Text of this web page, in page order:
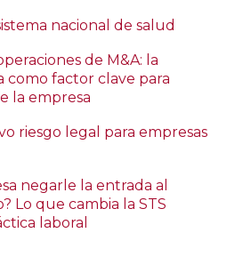
nacional de salud
de M&A: la
como factor clave para
la empresa
riesgo legal para empresas
negarle la entrada al
Lo que cambia la STS
laboral